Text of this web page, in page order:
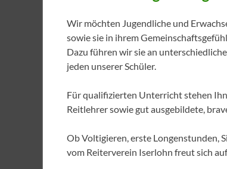
Wir möchten Jugendliche und
sowie sie in ihrem
Dazu führen wir sie an
jeden unserer Schüler.
Für qualifizierten Unterricht stehen
Reitlehrer sowie gut ausgebildete,
Ob Voltigieren, erste Longenstunden,
vom Reiterverein Iserlohn freut sich